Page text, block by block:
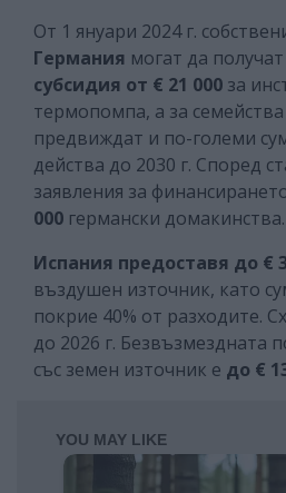
От 1 януари 2024 г.
Германия могат да получат
субсидия от € 21 000 за
термопомпа, а за
предвиждат и по-големи
действа до 2030 г. Според
заявления за
000 германски домакинства.
Испания предоставя до €
въздушен източник, като
покрие 40% от разходите.
до 2026 г.
със земен източник е до €